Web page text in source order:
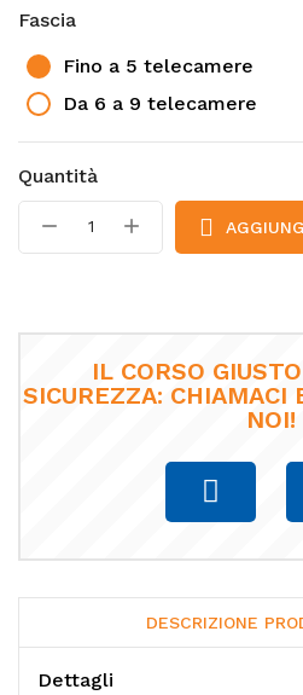
Fascia
Fino a 5 telecamere
Da 6 a 9 telecamere
Quantità
IL CORSO
SICUREZZA: CHIAMACI
NOI!
DESCRIZIONE
Dettagli